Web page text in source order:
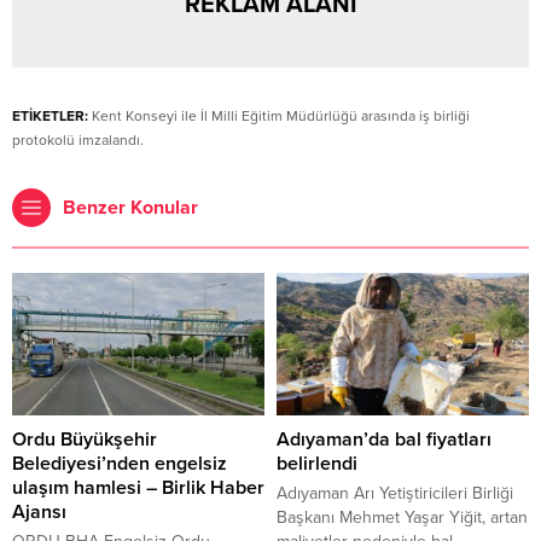
ETİKETLER: Kent Konseyi ile İl Milli Eğitim Müdürlüğü arasında iş birliği
protokolü imzalandı.
Benzer Konular
Ordu Büyükşehir
Belediyesi’nden engelsiz
ulaşım hamlesi – Birlik Haber
Ajansı
Adıyaman’da bal fiyatları
belirlendi
Adıyaman Arı Yetiştiricileri Birliği
Başkanı Mehmet Yaşar Yiğit, artan